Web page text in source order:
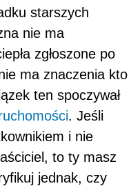
starszych
nie ma
zgłoszone po
ma znaczenia kto
ten spoczywał
. Jeśli
i nie
to ty masz
jednak, czy